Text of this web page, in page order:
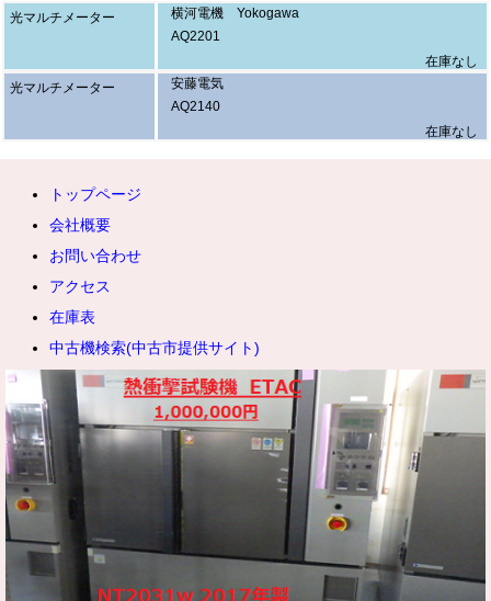
光マルチメーター
横河電機 Yokogawa
AQ2201
在庫なし
光マルチメーター
安藤電気
AQ2140
在庫なし
トップページ
会社概要
お問い合わせ
アクセス
在庫表
中古機検索(中古市提供サイト)